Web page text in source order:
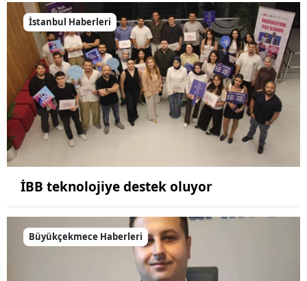
İstanbul Haberleri
İBB teknolojiye destek oluyor
Büyükçekmece Haberleri